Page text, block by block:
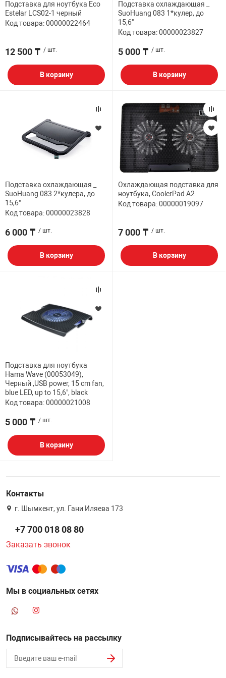
PCI АДАПТЕРЫ
USB
НАБОР ДЛЯ
CD-DVD ДИСКИ
ЛЕНТА ДЛЯ
ДОМА
ТЕХНИКА
Подставка для ноутбука Eco
Estelar LCS02-1 черный
Код товара: 00000022464
12 500 ₸ / шт.
В корзину
Подставка охлаждающая _
SuoHuang 083 1*кулер, до
15,6"
Код товара: 00000023827
5 000 ₸ / шт.
В корзину
Подставка охлаждающая _
SuoHuang 083 2*кулера, до
15,6"
Код товара: 00000023828
6 000 ₸ / шт.
В корзину
Охлаждающая подставка для
ноутбука, CoolerPad A2
Код товара: 00000019097
7 000 ₸ / шт.
В корзину
Подставка для ноутбука
Hama Wave (00053049),
Черный ,USB power, 15 cm fan,
blue LED, up to 15,6", black
Код товара: 00000021008
5 000 ₸ / шт.
В корзину
Контакты
г. Шымкент, ул. Гани Иляева 173
+7 700 018 08 80
Заказать звонок
Мы в социальных сетях
Подписывайтесь на рассылку